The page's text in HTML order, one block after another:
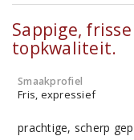
Sappige,
topkwaliteit.
Smaakprofiel
Fris, expressief
prachtige, scherp